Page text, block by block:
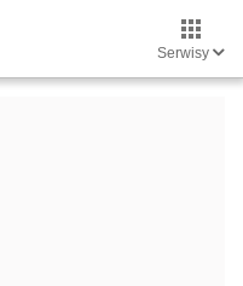
Serwisy